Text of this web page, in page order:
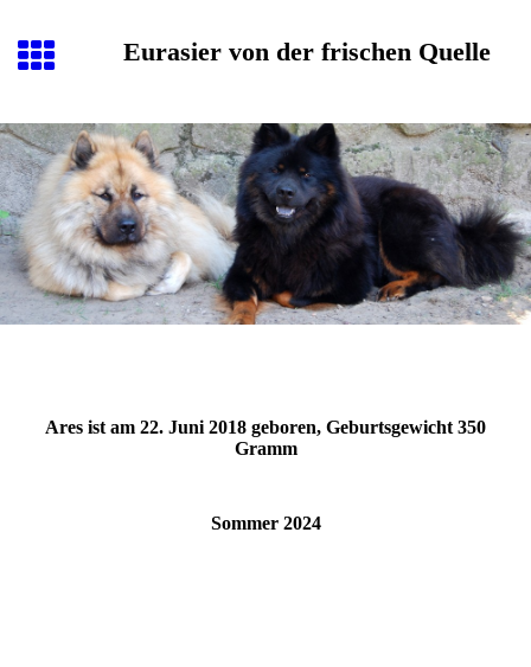
Eurasier von der frischen Quelle
Ares ist am 22. Juni 2018 geboren, Geburtsgewicht 350
Gramm
Sommer 2024